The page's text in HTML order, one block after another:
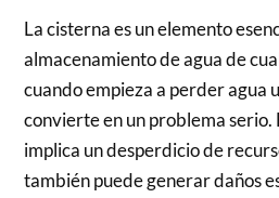
La cisterna es un elemento
almacenamiento de agua de
cuando empieza a perder agua
convierte en un problema serio.
implica un desperdicio de
también puede generar daños